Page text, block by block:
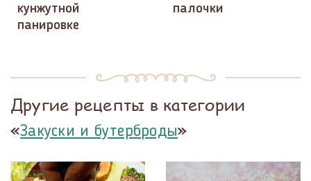
кунжутной
панировке
палочки
Другие рецепты в категории
«Закуски и бутерброды»